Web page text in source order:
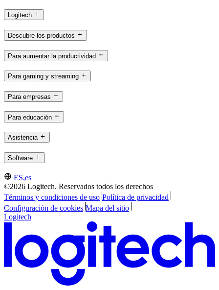
Logitech
Descubre los productos
Para aumentar la productividad
Para gaming y streaming
Para empresas
Para educación
Asistencia
Software
ES,es
©2026 Logitech. Reservados todos los derechos
Términos y condiciones de uso Política de privacidad
Configuración de cookies Mapa del sitio
Logitech